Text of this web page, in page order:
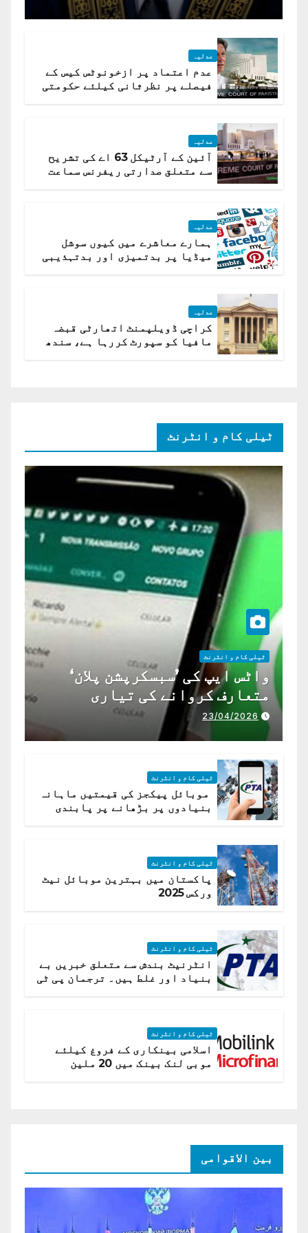
جسٹس پاکستان
عدلیہ
عدم اعتماد پر ازخونوٹس کیس کے
فیصلے پر نظرثانی کیلئے حکومتی
عدلیہ
آئین کے آرٹیکل 63 اے کی تشریح
سے متعلق صدارتی ریفرنس سماعت
عدلیہ
ہمارے معاشرے میں کیوں سوشل
میڈیا پر بدتمیزی اور بدتہذیبی
عدلیہ
کراچی ڈویلپمنٹ اتھارٹی قبضہ
مافیا کو سپورٹ کررہا ہے، سندھ
ٹیلی کام و انٹرنٹ
ٹیلی کام و انٹرنٹ
واٹس ایپ کی ’سبسکرپشن پلان‘
متعارف کروانے کی تیاری
23/04/2026
ٹیلی کام و انٹرنٹ
موبائل پیکجز کی قیمتیں ماہانہ
بنیادوں پر بڑھانے پر پابندی
ٹیلی کام و انٹرنٹ
پاکستان میں بہترین موبائل نیٹ
ورکس 2025
ٹیلی کام و انٹرنٹ
انٹرنیٹ بندش سے متعلق خبریں بے
بنیاد اور غلط ہیں۔ ترجمان پی ٹی
ٹیلی کام و انٹرنٹ
اسلامی بینکاری کے فروغ کیلئے
موبی لنک بینک میں 20 ملین
بین الاقوامی